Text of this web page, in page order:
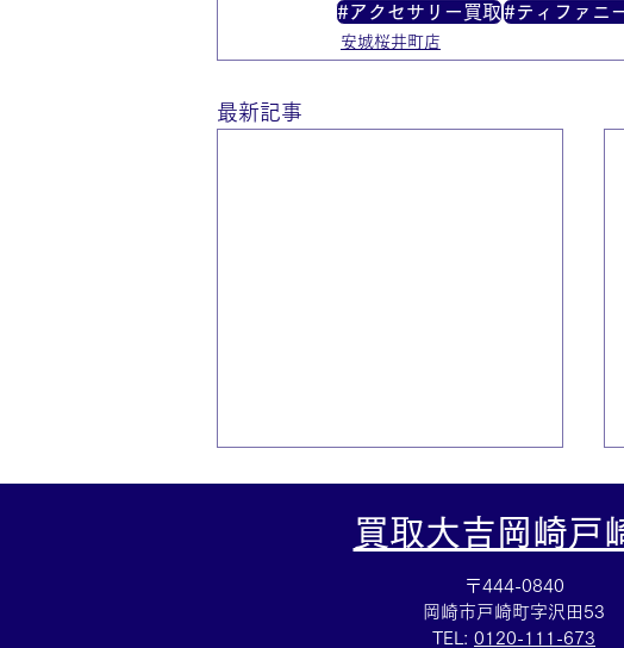
#アクセサリー買取#ティファニ
安城桜井町店
最新記事
買取大吉岡崎戸
〒444-0840
岡崎市戸崎町字沢田53
TEL: 0120-111-673